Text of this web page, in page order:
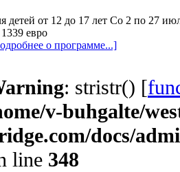
детей от 12 до 17 лет Со 2 по 27
евро
о программе...]
: stristr() [
v-buhgalte/
docs/
line 348